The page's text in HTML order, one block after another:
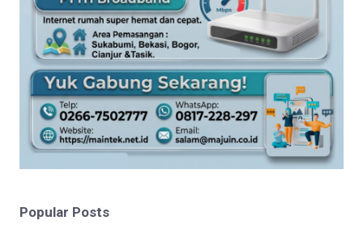
Popular Posts